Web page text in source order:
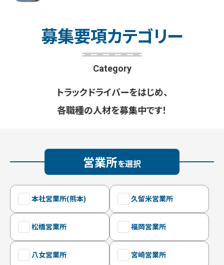
募集要項カテゴリー
Category
トラックドライバーをはじめ、
各職種の人材を募集中です！
営業所を選択
本社営業所(熊本) 久留米営業所
松橋営業所 福岡営業所
八女営業所 宮崎営業所